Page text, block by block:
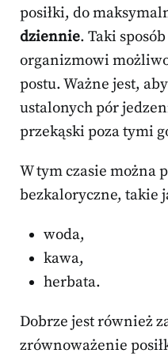
posiłki, do
dziennie. Taki
organizmowi
postu. Ważne jest,
ustalonych pór
przekąski poza tymi
W tym czasie można
bezkaloryczne, takie
woda,
kawa,
herbata.
Dobrze jest również
zrównoważenie